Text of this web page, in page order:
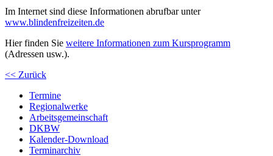
Im Internet sind diese Informationen abrufbar unter
www.blindenfreizeiten.de
Hier finden Sie weitere Informationen zum Kursprogramm
(Adressen usw.).
<< Zurück
Termine
Regionalwerke
Arbeitsgemeinschaft
DKBW
Kalender-Download
Terminarchiv